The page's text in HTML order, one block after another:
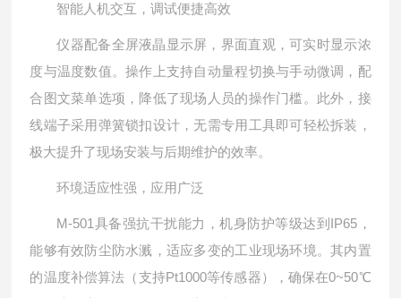
智能人机交互，调试便捷高效
仪器配备全屏液晶显示屏，界面直观，可实时显示浓
度与温度数值。操作上支持自动量程切换与手动微调，配
合图文菜单选项，降低了现场人员的操作门槛。此外，接
线端子采用弹簧锁扣设计，无需专用工具即可轻松拆装，
极大提升了现场安装与后期维护的效率。
环境适应性强，应用广泛
M-501具备强抗干扰能力，机身防护等级达到IP65，
能够有效防尘防水溅，适应多变的工业现场环境。其内置
的温度补偿算法（支持Pt1000等传感器），确保在0~50℃